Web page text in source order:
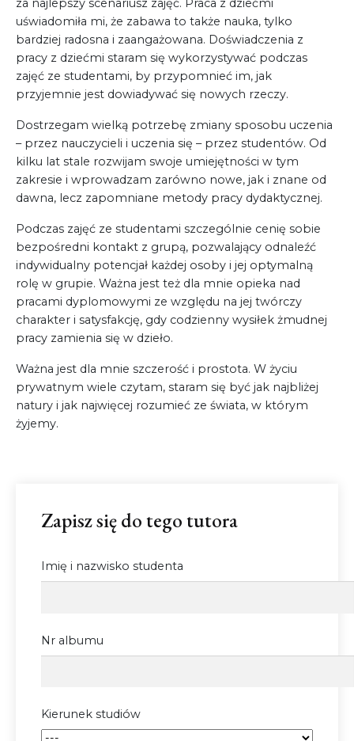
za najlepszy scenariusz zajęć. Praca z dziećmi
uświadomiła mi, że zabawa to także nauka, tylko
bardziej radosna i zaangażowana. Doświadczenia z
pracy z dziećmi staram się wykorzystywać podczas
zajęć ze studentami, by przypomnieć im, jak
przyjemnie jest dowiadywać się nowych rzeczy.
Dostrzegam wielką potrzebę zmiany sposobu uczenia
– przez nauczycieli i uczenia się – przez studentów. Od
kilku lat stale rozwijam swoje umiejętności w tym
zakresie i wprowadzam zarówno nowe, jak i znane od
dawna, lecz zapomniane metody pracy dydaktycznej.
Podczas zajęć ze studentami szczególnie cenię sobie
bezpośredni kontakt z grupą, pozwalający odnaleźć
indywidualny potencjał każdej osoby i jej optymalną
rolę w grupie. Ważna jest też dla mnie opieka nad
pracami dyplomowymi ze względu na jej twórczy
charakter i satysfakcję, gdy codzienny wysiłek żmudnej
pracy zamienia się w dzieło.
Ważna jest dla mnie szczerość i prostota. W życiu
prywatnym wiele czytam, staram się być jak najbliżej
natury i jak najwięcej rozumieć ze świata, w którym
żyjemy.
Zapisz się do tego tutora
Imię i nazwisko studenta
Nr albumu
Kierunek studiów